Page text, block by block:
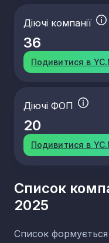
Діючі компанії
36
Подивитися в
Діючі ФОП
20
Подивитися в
Список
2025
Список